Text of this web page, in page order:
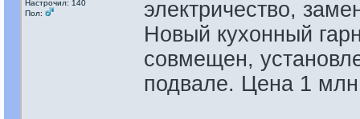
Настрочил: 140
Пол:
электричество,
Новый кухонный
совмещен,
подвале. Цена 1